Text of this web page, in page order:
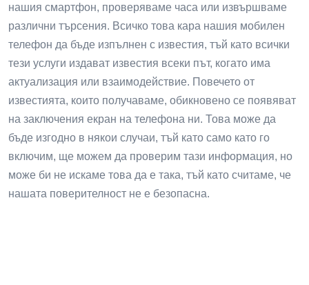
нашия смартфон, проверяваме часа или извършваме
различни търсения. Всичко това кара нашия мобилен
телефон да бъде изпълнен с известия, тъй като всички
тези услуги издават известия всеки път, когато има
актуализация или взаимодействие. Повечето от
известията, които получаваме, обикновено се появяват
на заключения екран на телефона ни. Това може да
бъде изгодно в някои случаи, тъй като само като го
включим, ще можем да проверим тази информация, но
може би не искаме това да е така, тъй като считаме, че
нашата поверителност не е безопасна.